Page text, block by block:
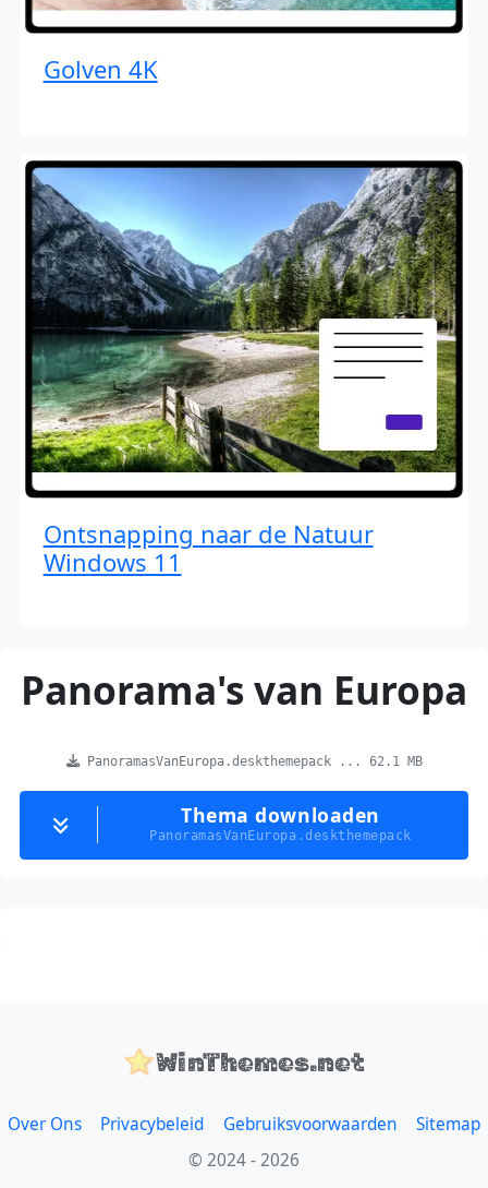
Golven 4K
Ontsnapping naar de Natuur
Windows 11
Panorama's van Europa
PanoramasVanEuropa.deskthemepack ... 62.1 MB
Thema downloaden
PanoramasVanEuropa.deskthemepack
WinThemes.net
Over Ons Privacybeleid Gebruiksvoorwaarden
Sitemap
© 2024 - 2026